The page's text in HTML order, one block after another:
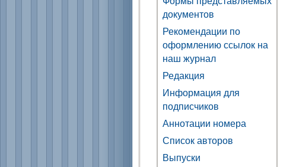
документов
Рекомендации по
оформлению ссылок на
наш журнал
Редакция
Информация для
подписчиков
Аннотации номера
Список авторов
Выпуски